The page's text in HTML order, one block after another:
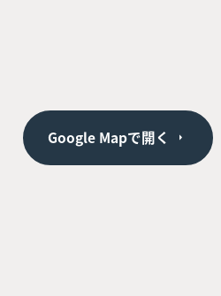
Google Mapで開く